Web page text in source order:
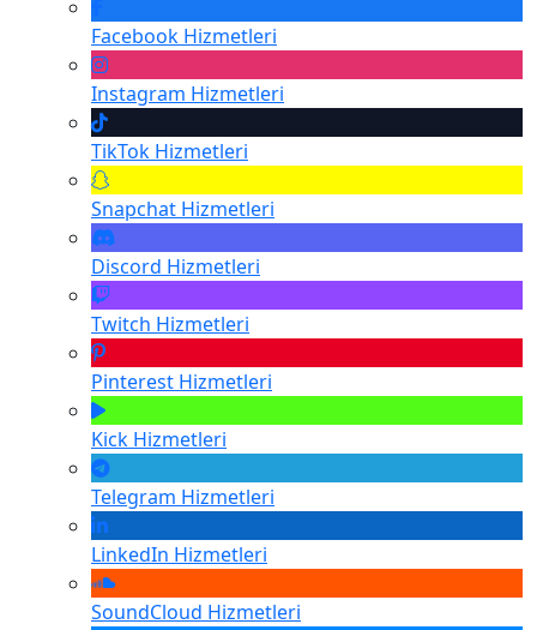
Facebook Hizmetleri
Instagram Hizmetleri
TikTok Hizmetleri
Snapchat Hizmetleri
Discord Hizmetleri
Twitch Hizmetleri
Pinterest Hizmetleri
Kick Hizmetleri
Telegram Hizmetleri
LinkedIn Hizmetleri
SoundCloud Hizmetleri